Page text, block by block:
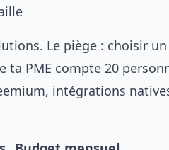
Le piège : choisir
ta PME compte 20
intégrations